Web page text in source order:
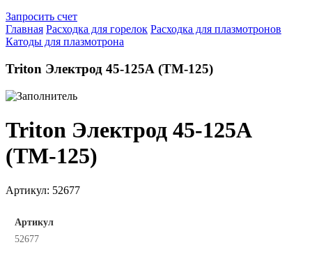
Запросить счет
Главная Расходка для горелок Расходка для плазмотронов
Катоды для плазмотрона
Triton Электрод 45-125А (TM-125)
Triton Электрод 45-125А
(TM-125)
Артикул: 52677
Артикул
52677